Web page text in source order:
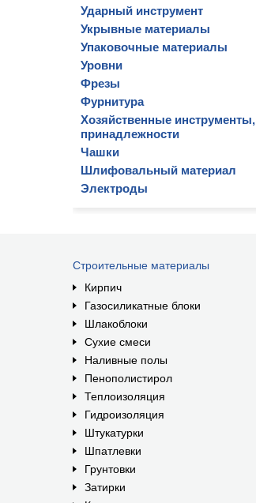
Ударный инструмент
Укрывные материалы
Упаковочные материалы
Уровни
Фрезы
Фурнитура
Хозяйственные инструменты,
принадлежности
Чашки
Шлифовальный материал
Электроды
Строительные материалы
Кирпич
Газосиликатные блоки
Шлакоблоки
Сухие смеси
Наливные полы
Пенополистирол
Теплоизоляция
Гидроизоляция
Штукатурки
Шпатлевки
Грунтовки
Затирки